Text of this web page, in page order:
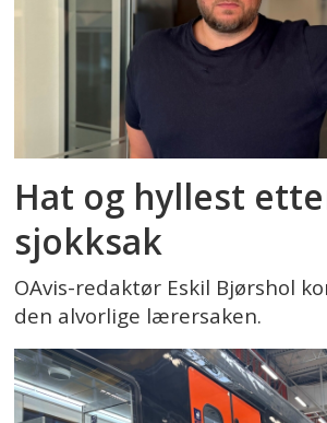
Hat og hyllest
sjokksak
OAvis-redaktør Eskil Bjørshol
den alvorlige lærersaken.